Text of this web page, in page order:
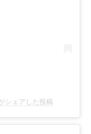
シェアした投稿